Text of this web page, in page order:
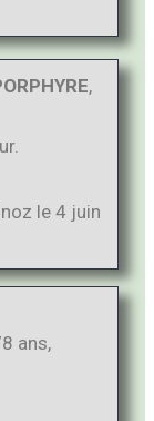
,
le 4 juin
ans,